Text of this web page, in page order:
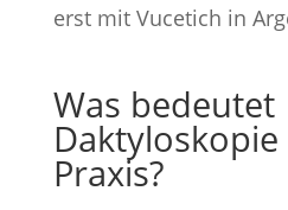
erst mit Vucetich in
Was bedeutet
Praxis?